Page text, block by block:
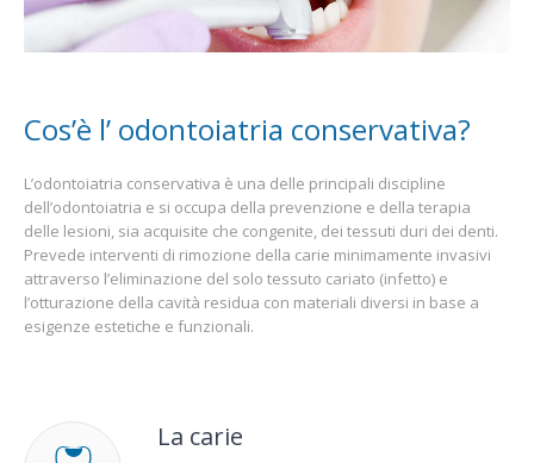
Cos’è l’ odontoiatria conservativa?
L’odontoiatria conservativa è una delle principali discipline
dell’odontoiatria e si occupa della prevenzione e della terapia
delle lesioni, sia acquisite che congenite, dei tessuti duri dei denti.
Prevede interventi di rimozione della carie minimamente invasivi
attraverso l’eliminazione del solo tessuto cariato (infetto) e
l’otturazione della cavità residua con materiali diversi in base a
esigenze estetiche e funzionali.
La carie